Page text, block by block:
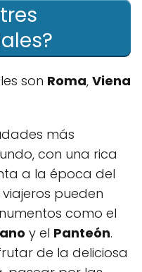
son Roma, Viena
más
con una rica
a la época del
pueden
como el
y el Panteón.
de la deliciosa